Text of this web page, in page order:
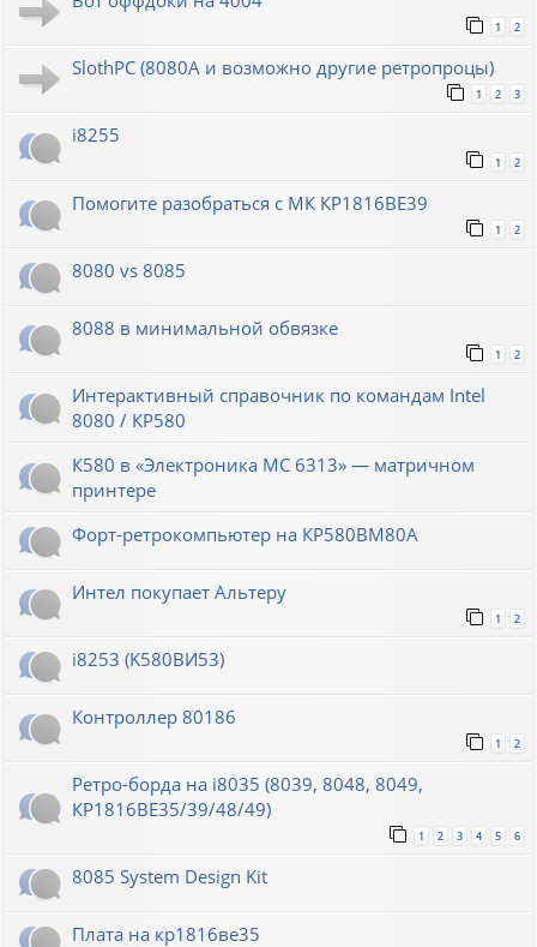
1 2
SlothPC (8080A и возможно другие ретропроцы)
1 2 3
i8255
1 2
Помогите разобраться с МК КР1816ВЕ39
1 2
8080 vs 8085
8088 в минимальной обвязке
1 2
Интерактивный справочник по командам Intel
8080 / КР580
К580 в «Электроника МС 6313» — матричном
принтере
Форт-ретрокомпьютер на КР580ВМ80А
Интел покупает Альтеру
1 2
i8253 (K580ВИ53)
Контроллер 80186
1 2
Ретро-борда на i8035 (8039, 8048, 8049,
КР1816ВЕ35/39/48/49)
1 2 3 4 5 6
8085 System Design Kit
Плата на кр1816ве35